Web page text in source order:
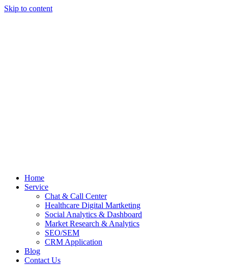
Skip to content
Home
Service
Chat & Call Center
Healthcare Digital Martketing
Social Analytics & Dashboard
Market Research & Analytics
SEO/SEM
CRM Application
Blog
Contact Us